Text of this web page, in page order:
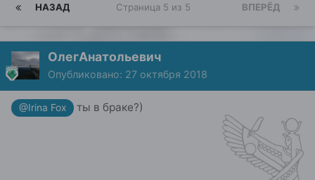
НАЗАД ВПЕРЁД
Страница 5 из 5
ОлегАнатольевич
Опубликовано: 27 октября 2018
@Irina Fox ты в браке?)